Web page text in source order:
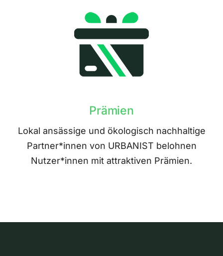
Prämien
Lokal ansässige und ökologisch nachhaltige
Partner*innen von URBANIST belohnen
Nutzer*innen mit attraktiven Prämien.